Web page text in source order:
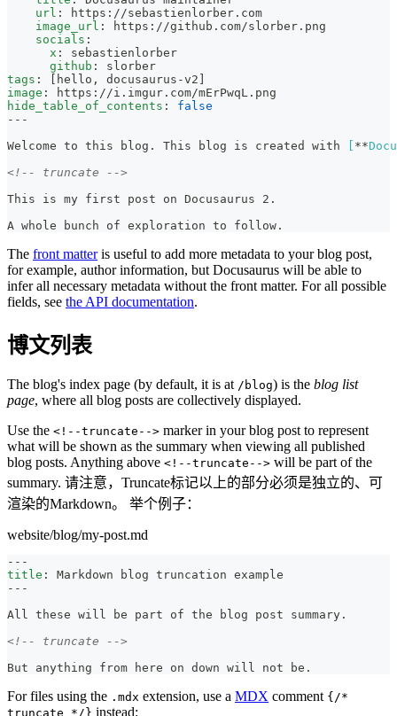
url : https : //sebastienlorber.com
image_url : https : //github.com/slorber.png
socials :
x :
sebastienlorber
github :
slorber
tags : hello , docusaurus -v2
image : https : //i.imgur.com/mErPwqL.png
hide_table_of_contents :
false
---
Welcome to this blog. This blog is created with
**
<!-- truncate -->
This is my first post on Docusaurus 2.
A whole bunch of exploration to follow.
The front matteris useful to add more metadata to your blog post,
for example, author information, but Docusaurus will be able to
infer all necessary metadata without the front matter. For all possible
fields, see the API documentation.
博文列表
The blog's index page (by default, it is at /blog) is the blog list
page, where all blog posts are collectively displayed.
Use the <!--truncate--> marker in your blog post to represent
what will be shown as the summary when viewing all published
blog posts. Anything above <!--truncate--> will be part of the
summary. 请注意，Truncate标记以上的部分必须是独立的、可
渲染的Markdown。 举个例子：
website/blog/my-post.md
---
title :
Markdown blog truncation example
---
All these will be part of the blog post summary.
<!-- truncate -->
But anything from here on down will not be.
For files using the .mdx extension, use a MDX comment {/*
truncate */} instead: